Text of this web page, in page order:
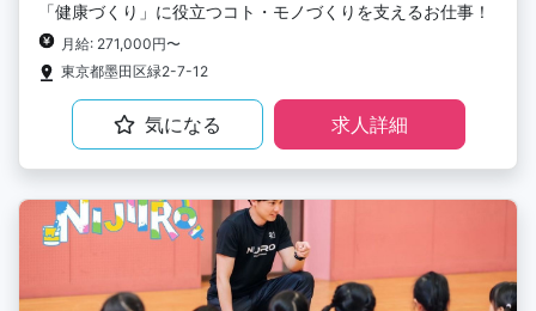
「健康づくり」に役立つコト・モノづくりを支えるお仕事！
月給: 271,000円〜
東京都墨田区緑2-7-12
気になる 求人詳細